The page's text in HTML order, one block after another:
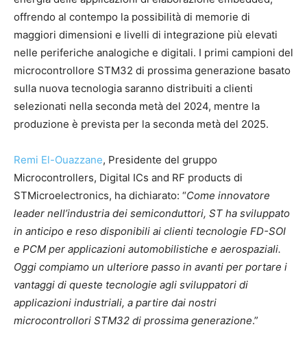
offrendo al contempo la possibilità di memorie di
maggiori dimensioni e livelli di integrazione più elevati
nelle periferiche analogiche e digitali. I primi campioni del
microcontrollore STM32 di prossima generazione basato
sulla nuova tecnologia saranno distribuiti a clienti
selezionati nella seconda metà del 2024, mentre la
produzione è prevista per la seconda metà del 2025.
Remi El-Ouazzane, Presidente del gruppo
Microcontrollers, Digital ICs and RF products di
STMicroelectronics, ha dichiarato: “Come innovatore
leader nell’industria dei semiconduttori, ST ha sviluppato
in anticipo e reso disponibili ai clienti tecnologie FD-SOI
e PCM per applicazioni automobilistiche e aerospaziali.
Oggi compiamo un ulteriore passo in avanti per portare i
vantaggi di queste tecnologie agli sviluppatori di
applicazioni industriali, a partire dai nostri
microcontrollori STM32 di prossima generazione.”